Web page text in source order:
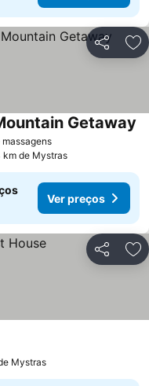
Partilhar
Ver preços
Getaway
km de Mystras
Ver preços
Partilhar
Mystras